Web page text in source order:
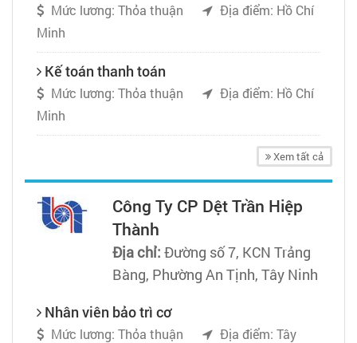
Mức lương: Thỏa thuận
Địa điểm: Hồ Chí
Minh
Kế toán thanh toán
Mức lương: Thỏa thuận
Địa điểm: Hồ Chí
Minh
Xem tất cả
Công Ty CP Dệt Trần Hiệp
Thành
Địa chỉ: Đường số 7, KCN Trảng
Bàng, Phường An Tịnh, Tây Ninh
Nhân viên bảo trì cơ
Mức lương: Thỏa thuận Địa điểm: Tây